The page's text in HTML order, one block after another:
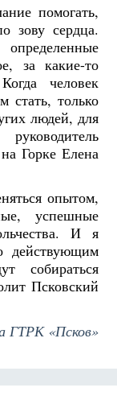
помогать,
зову сердца.
за какие-то
человек
стать, только
людей, для
Горке Елена
опытом,
успешные
И я
действующим
собираться
Псковский
ГТРК «Псков»